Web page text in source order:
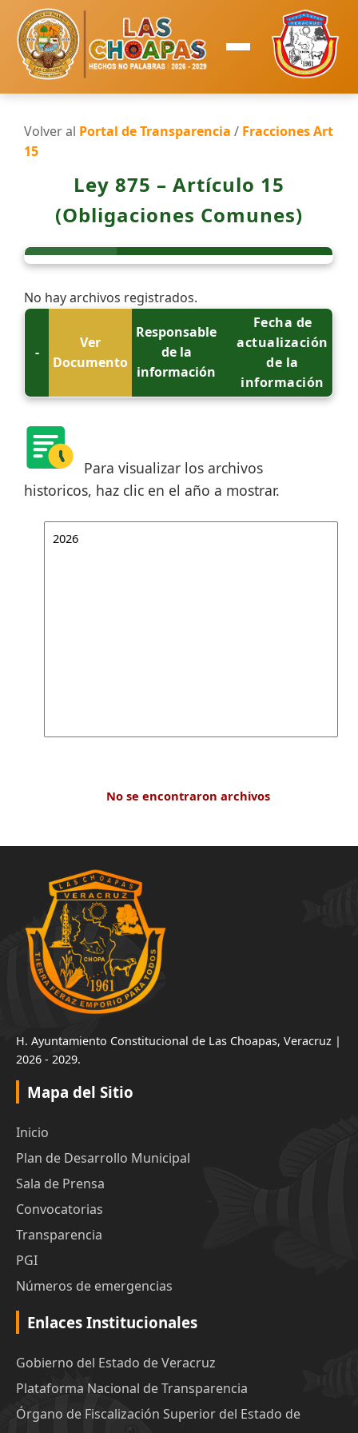
Volver al Portal de Transparencia / Fracciones Art
15
Ley 875 – Artículo 15
(Obligaciones Comunes)
No hay archivos registrados.
-
Ver
Documento
Responsable
de la
información
Fecha de
actualización
de la
información
Para visualizar los archivos
historicos, haz clic en el año a mostrar.
No se encontraron archivos
H. Ayuntamiento Constitucional de Las Choapas, Veracruz |
2026 - 2029.
Mapa del Sitio
Inicio
Plan de Desarrollo Municipal
Sala de Prensa
Convocatorias
Transparencia
PGI
Números de emergencias
Enlaces Institucionales
Gobierno del Estado de Veracruz
Plataforma Nacional de Transparencia
Órgano de Fiscalización Superior del Estado de